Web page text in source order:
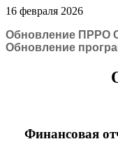
16 февраля 2026
Обновление ПРРО
Обновление
Финансовая